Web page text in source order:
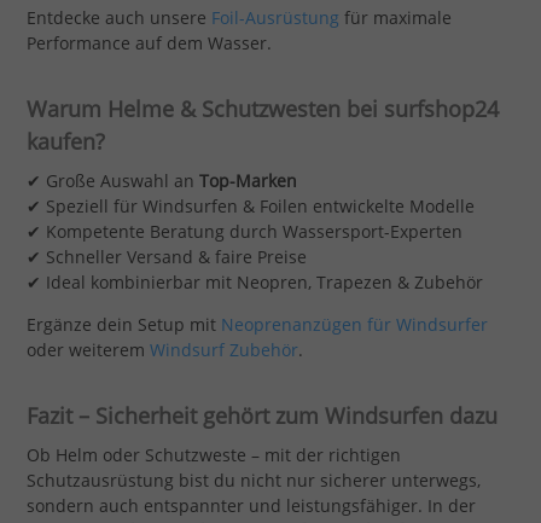
Entdecke auch unsere Foil-Ausrüstung für maximale
Performance auf dem Wasser.
Warum Helme & Schutzwesten bei surfshop24
kaufen?
✔ Große Auswahl an Top-Marken
✔ Speziell für Windsurfen & Foilen entwickelte Modelle
✔ Kompetente Beratung durch Wassersport-Experten
✔ Schneller Versand & faire Preise
✔ Ideal kombinierbar mit Neopren, Trapezen & Zubehör
Ergänze dein Setup mit Neoprenanzügen für Windsurfer
oder weiterem Windsurf Zubehör.
Fazit – Sicherheit gehört zum Windsurfen dazu
Ob Helm oder Schutzweste – mit der richtigen
Schutzausrüstung bist du nicht nur sicherer unterwegs,
sondern auch entspannter und leistungsfähiger. In der